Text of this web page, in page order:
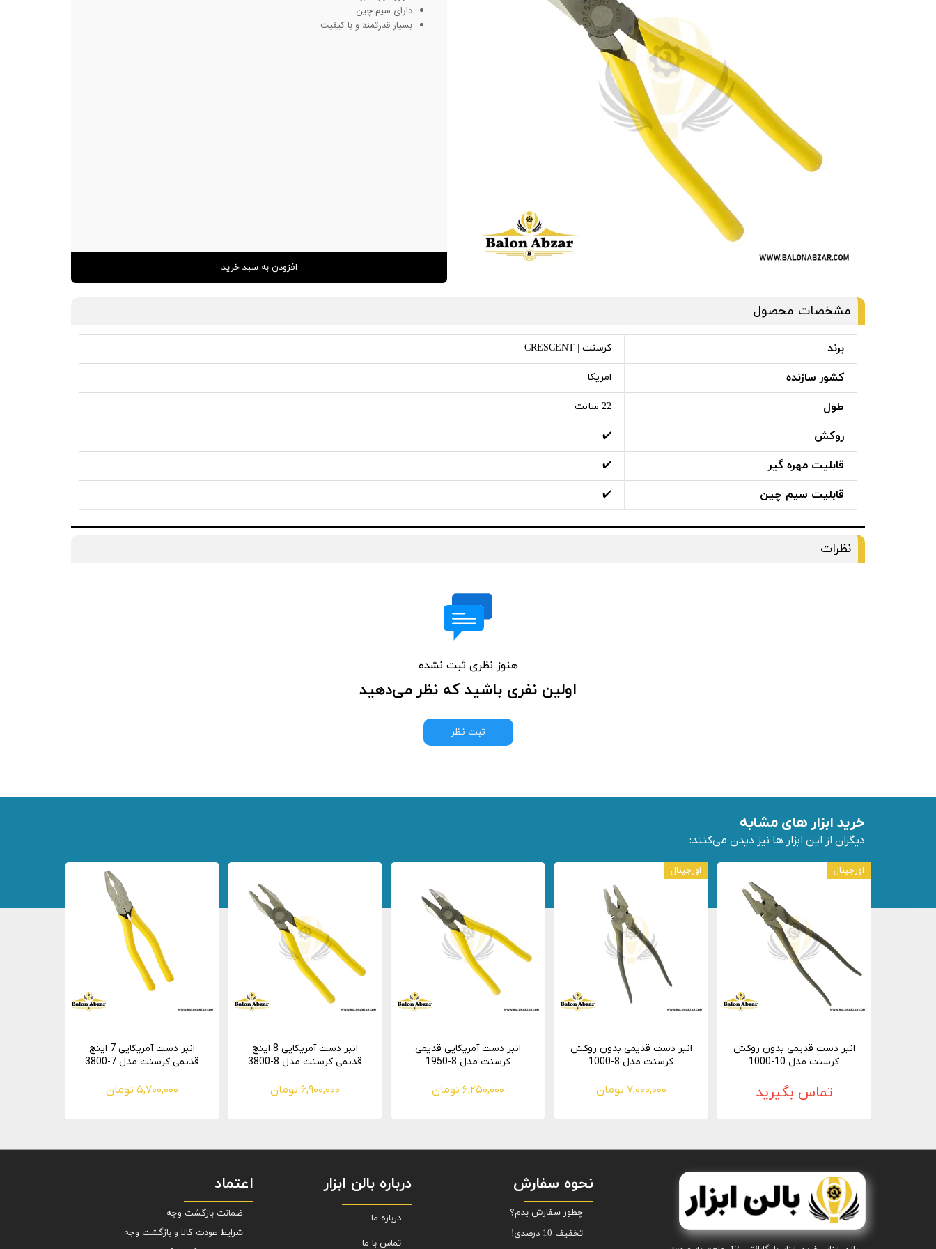
دارای سیم چین
بسیار قدرتمند و با کیفیت
افزودن به سبد خرید
مشخصات محصول
برند کرسنت | CRESCENT
کشور سازنده امریکا
طول 22 سانت
روکش ✔️
قابلیت مهره گیر ✔️
قابلیت سیم چین ✔️
نظرات
هنوز نظری ثبت نشده
اولین نفری باشید که نظر می‌دهید
ثبت نظر
انبر دست قدیمی بدون روکش
کرسنت مدل 10-1000
تماس بگیرید
اورجینال
انبر دست قدیمی بدون روکش
کرسنت مدل 8-1000
۷,۰۰۰,۰۰۰ تومان
اورجینال
انبر دست آمریکایی قدیمی
کرسنت مدل 8-1950
۶,۲۵۰,۰۰۰ تومان
انبر دست آمریکایی 8 اینچ
قدیمی کرسنت مدل 8-3800
۶,۹۰۰,۰۰۰ تومان
انبر دست آمریکایی 7 اینچ
قدیمی کرسنت مدل 7-3800
۵,۷۰۰,۰۰۰ تومان
خرید ابزار های مشابه
دیگران از این ابزار ها نیز دیدن می‌کنند:
نحوه سفارش
چطور سفارش بدم؟
تخفیف 10 درصدی!
اعتماد
ضمانت بازگشت وجه
شرایط عودت کالا و بازگشت وجه
درباره بالن ابزار
درباره ما
تماس با ما